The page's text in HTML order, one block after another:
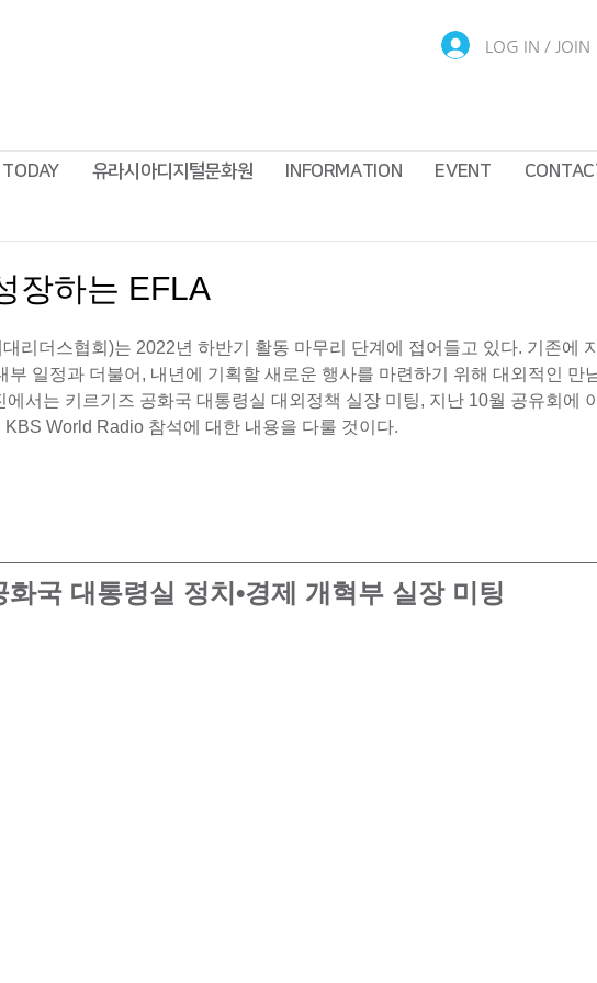
LOG IN / JOIN
유라시아디지털문화원 INFORMATION EVENT
장하는 EFLA
리더스협회)는 2022년 하반기 활동 마무리 단계에 접어들고 있다. 기존에
부 일정과 더불어, 내년에 기획할 새로운 행사를 마련하기 위해 대외적인 만
에서는 키르기즈 공화국 대통령실 대외정책 실장 미팅, 지난 10월 공유회에
KBS World Radio 참석에 대한 내용을 다룰 것이다.
화국 대통령실 정치•경제 개혁부 실장 미팅